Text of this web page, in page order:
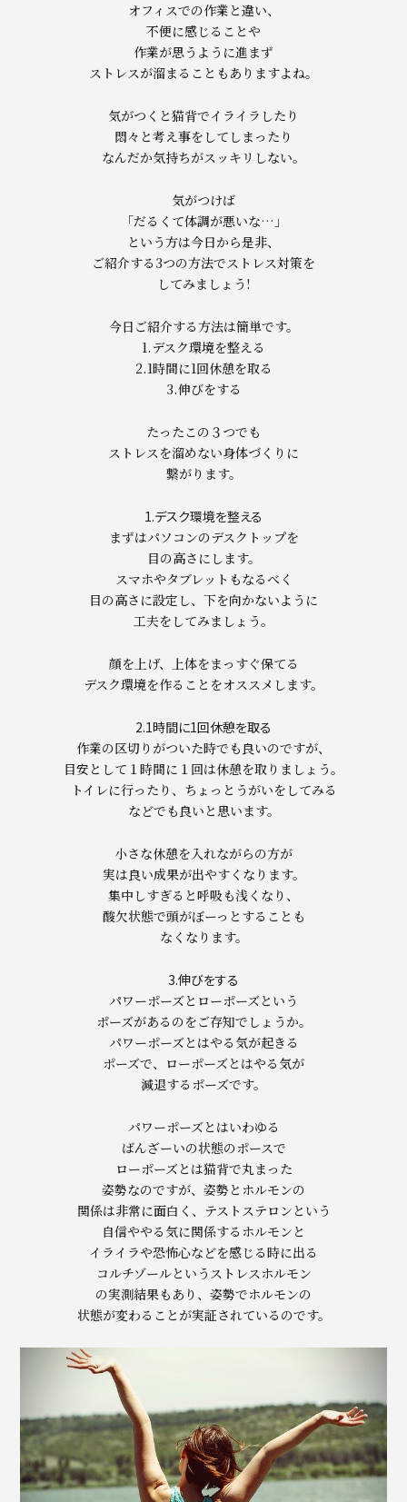
オフィスでの作業と違い、
不便に感じることや
作業が思うように進まず
ストレスが溜まることもありますよね。
気がつくと猫背でイライラしたり
悶々と考え事をしてしまったり
なんだか気持ちがスッキリしない。
気がつけば
「だるくて体調が悪いな…」
という方は今日から是非、
ご紹介する3つの方法でストレス対策を
してみましょう!
今日ご紹介する方法は簡単です。
1.デスク環境を整える
2.1時間に1回休憩を取る
3.伸びをする
たったこの３つでも
ストレスを溜めない身体づくりに
繋がります。
1.デスク環境を整える
まずはパソコンのデスクトップを
目の高さにします。
スマホやタブレットもなるべく
目の高さに設定し、下を向かないように
工夫をしてみましょう。
顔を上げ、上体をまっすぐ保てる
デスク環境を作ることをオススメします。
2.1時間に1回休憩を取る
作業の区切りがついた時でも良いのですが、
目安として１時間に１回は休憩を取りましょう。
トイレに行ったり、ちょっとうがいをしてみる
などでも良いと思います。
小さな休憩を入れながらの方が
実は良い成果が出やすくなります。
集中しすぎると呼吸も浅くなり、
酸欠状態で頭がぼーっとすることも
なくなります。
3.伸びをする
パワーポーズとローポーズという
ポーズがあるのをご存知でしょうか。
パワーポーズとはやる気が起きる
ポーズで、ローポーズとはやる気が
減退するポーズです。
パワーポーズとはいわゆる
ばんざーいの状態のポースで
ローポーズとは猫背で丸まった
姿勢なのですが、姿勢とホルモンの
関係は非常に面白く、テストステロンという
自信ややる気に関係するホルモンと
イライラや恐怖心などを感じる時に出る
コルチゾールというストレスホルモン
の実測結果もあり、姿勢でホルモンの
状態が変わることが実証されているのです。